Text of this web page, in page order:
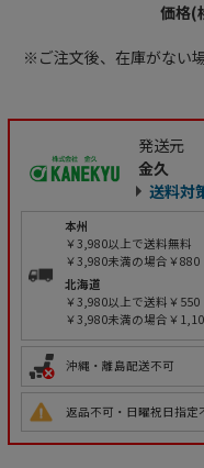
価格(
※ご注文後、在庫がない
発送元
金久
送料対
本州
￥3,980以上で送料無料
￥3,980未満の場合￥880
北海道
￥3,980以上で送料￥550
￥3,980未満の場合￥
沖縄・離島配送不可
返品不可・日曜祝日指定